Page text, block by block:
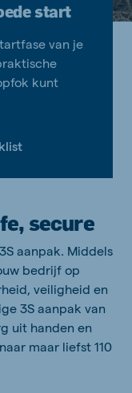
start
van je
kunt
secure
aanpak. Middels
bedrijf op
veiligheid en
3S aanpak van
uit handen en
maar liefst 110